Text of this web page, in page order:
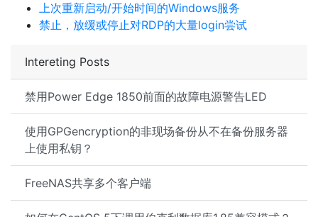
Intereting Posts
禁用Power Edge 1850前面的故障电源警告LED
使用GPGencryption的非现场备份从不在备份服务器
上使用私钥？
FreeNAS共享多个客户端
上次重新启动/开始时间的Windows服务
禁止，放缓或停止对RDP的大量login尝试